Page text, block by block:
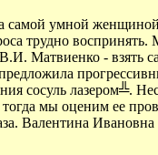
умной женщиной
трудно
Матвиенко -
сосуль лазером╩.
мы оценим ее
Валентина